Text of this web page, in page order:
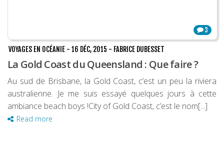
3
VOYAGES EN OCÉANIE - 16 DÉC, 2015 - FABRICE DUBESSET
La Gold Coast du Queensland : Que faire ?
Au sud de Brisbane, la Gold Coast, c’est un peu la riviera
australienne. Je me suis essayé quelques jours à cette
ambiance beach boys !City of Gold Coast, c’est le nom[...]
Read more